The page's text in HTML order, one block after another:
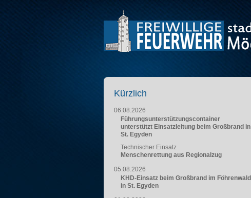
Kürzlich
06.08.2026
Führungsunterstützungscontainer
unterstützt Einsatzleitung beim Großbrand in
St. Egyden
Technischer Einsatz
Menschenrettung aus Regionalzug
05.08.2026
KHD-Einsatz beim Großbrand im Föhrenwald
in St. Egyden